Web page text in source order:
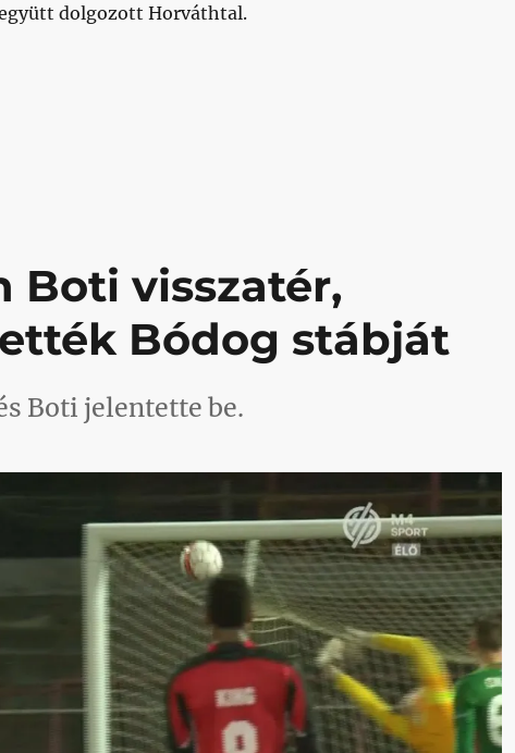
dolgozott Horváthtal.
Boti visszatér,
Bódog stábját
Boti jelentette be.